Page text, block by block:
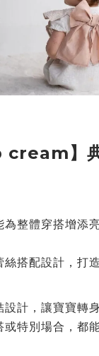
】
整體穿搭增添亮
搭配設計，打
計，讓寶寶轉
或特別場合，都